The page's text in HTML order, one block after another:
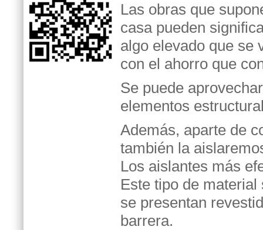
Las obras que
casa pueden
algo elevado que se
con el ahorro que
Se puede
elementos
Además, aparte de
también la
Los aislantes más
Este tipo de
se presentan
barrera.